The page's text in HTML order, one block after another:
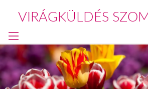
VIRÁGKÜLDÉS